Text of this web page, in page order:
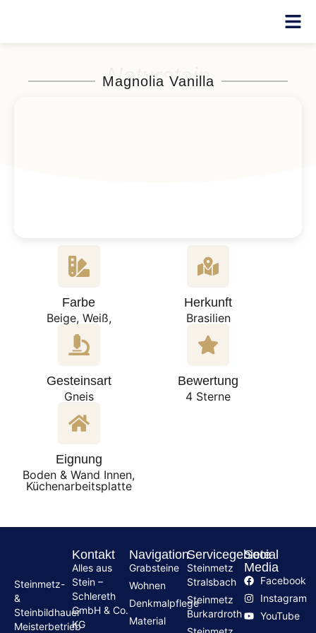
Naturstein
Magnolia Vanilla
Farbe
Beige, Weiß,
Herkunft
Brasilien
Gesteinsart
Gneis
Bewertung
4 Sterne
Eignung
Boden & Wand Innen,
Küchenarbeitsplatte
Steinmetz-
&
Steinbildhauer
Meisterbetrieb
Kontakt
Alles aus
Stein –
Schlereth
GmbH & Co.
KG
Navigation
Grabsteine
Wohnen
Denkmalpflege
Material
Servicegebiete
Steinmetz
Stralsbach
Steinmetz
Burkardroth
Social
Media
Facebook
Instagram
YouTube